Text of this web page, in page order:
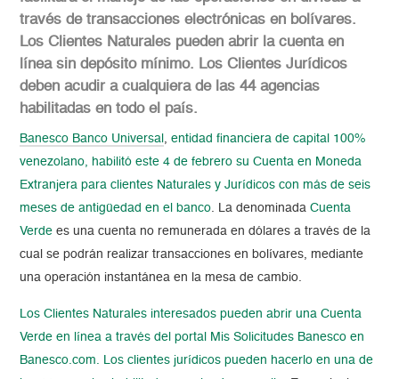
través de transacciones electrónicas en bolívares.
Los Clientes Naturales pueden abrir la cuenta en
línea sin depósito mínimo. Los Clientes Jurídicos
deben acudir a cualquiera de las 44 agencias
habilitadas en todo el país.
Banesco Banco Universal ,entidad financiera de capital 100%
venezolano, habilitó este 4 de febrero su Cuenta en Moneda
Extranjera para clientes Naturales y Jurídicos con más de seis
meses de antigüedad en el banco. La denominadaCuenta
Verde es una cuenta no remunerada en dólares a través de la
cual se podrán realizar transacciones en bolívares, mediante
una operación instantánea en la mesa de cambio.
Los Clientes Naturales interesados pueden abrir una Cuenta
Verde en línea a través del portal Mis Solicitudes Banesco en
Banesco.com. Los clientes jurídicos pueden hacerlo en una de